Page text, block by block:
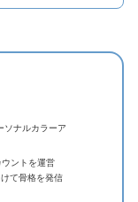
ソナルカラーア
ントを運営
て骨格を発信